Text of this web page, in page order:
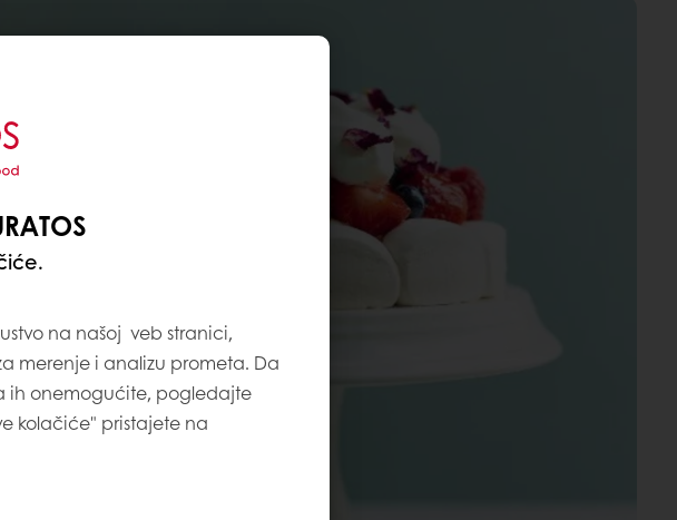
na našoj veb stranici,
merenje i analizu prometa. Da
ih onemogućite, pogledajte
kolačiće" pristajete na